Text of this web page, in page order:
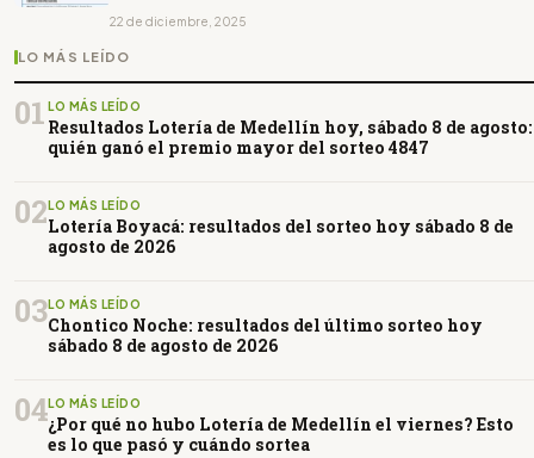
22 de diciembre, 2025
LO MÁS LEÍDO
01 LO MÁS LEÍDO
Resultados Lotería de Medellín hoy, sábado 8 de agosto:
quién ganó el premio mayor del sorteo 4847
02 LO MÁS LEÍDO
Lotería Boyacá: resultados del sorteo hoy sábado 8 de
agosto de 2026
03LO MÁS LEÍDO
Chontico Noche: resultados del último sorteo hoy
sábado 8 de agosto de 2026
04LO MÁS LEÍDO
¿Por qué no hubo Lotería de Medellín el viernes? Esto
es lo que pasó y cuándo sortea